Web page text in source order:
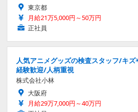
東京都
月給21万5,000円～50万円
正社員
人気アニメグッズの検査スタッフ/キ
経験歓迎/人柄重視
株式会社小林
大阪府
月給29万7,000円～40万円